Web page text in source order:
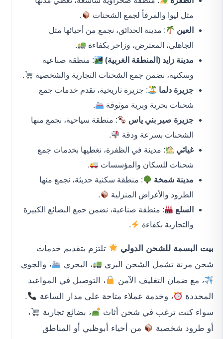
مثل ليوا والمرفأ لجمع الشحنات
.
العين
: مدينة الحدائق، نجمع من أحيائها مثل
الجاهلي، المعترض، وزاخر بكفاءة
.
مدينة زايد (المنطقة الغربية)
: منطقة صناعية
وسكنية، نضمن جمع الشحنات التجارية والشخصية
.
جزيرة دلما
: جزيرة تاريخية، نقدم خدمات جمع
شحنات بحرية وبرية موثوقة
.
جزيرة صير بني ياس
: منطقة سياحية، نجمع منها
الشحنات بسرعة ودقة
.
غياثي
: مدينة في الظفرة، نغطيها بخدمات جمع
شحنات للسكان والمؤسسات
.
مدينة شمخة
: منطقة سكنية حديثة، نجمع منها
الطرود والأغراض المنزلية
.
السلع
: منطقة صناعية، نضمن جمع البضائع الكبيرة
والتجارية بكفاءة
.
بيت البسمة للشحن الدولي
تلتزم بتقديم خدمات
شحن مرنة تشمل الشحن البري
، البحري
، والجوي
، مع ضمان التغليف الآمن
، التوصيل في المواعيد
المحددة
، وخدمة عملاء متاحة على مدار الساعة
.
سواء كنت ترغب في شحن أثاث
، بضائع تجارية
،
أو طرود شخصية
من أحياء أبوظبي أو المناطق